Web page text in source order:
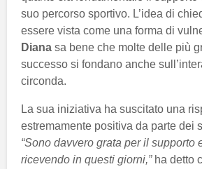
suo percorso sportivo. L’idea di
essere vista come una forma di
Diana sa bene che molte delle più
successo si fondano anche
circonda.
La sua iniziativa ha suscitato una
estremamente positiva da parte dei
“Sono davvero grata per il supporto
ricevendo in questi giorni,”ha detto